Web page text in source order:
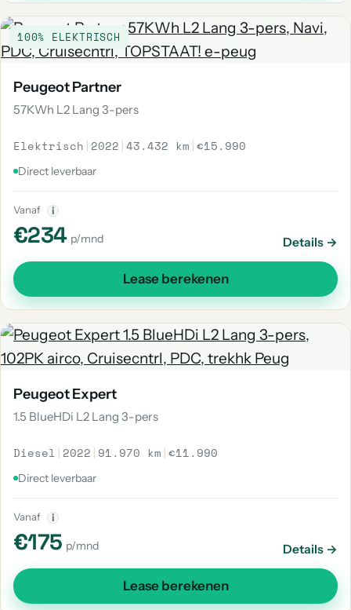
100% ELEKTRISCH
Peugeot Partner
57KWh L2 Lang 3-pers
Elektrisch | 2022 |43.432 km |€15.990
Direct leverbaar
Vanaf i
€234 p/mnd Details →
Lease berekenen
Peugeot Expert
1.5 BlueHDi L2 Lang 3-pers
Diesel | 2022 | 91.970 km |€11.990
Direct leverbaar
Vanaf i
€175 p/mnd Details →
Lease berekenen